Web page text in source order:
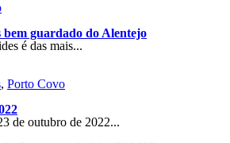
bem guardado do Alentejo
é das mais...
, Porto Covo
de outubro de 2022...